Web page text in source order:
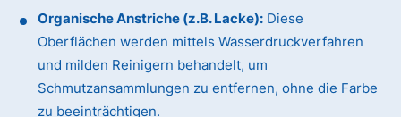
Organische Anstriche (z.B. Lacke): Diese
Oberflächen werden mittels Wasserdruckverfahren
und milden Reinigern behandelt, um
Schmutzansammlungen zu entfernen, ohne die Farbe
zu beeinträchtigen.